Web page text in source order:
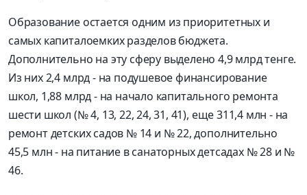
Образование остается одним из приоритетных и
самых капиталоемких разделов бюджета.
Дополнительно на эту сферу выделено 4,9 млрд тенге.
Из них 2,4 млрд - на подушевое финансирование
школ, 1,88 млрд - на начало капитального ремонта
шести школ (№ 4, 13, 22, 24, 31, 41), еще 311,4 млн - на
ремонт детских садов № 14 и № 22, дополнительно
45,5 млн - на питание в санаторных детсадах № 28 и №
46.